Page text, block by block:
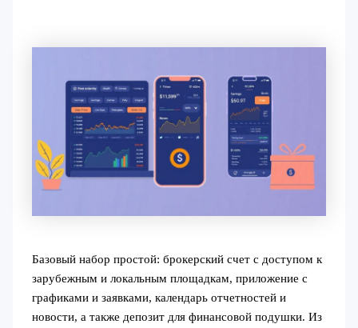
Базовый набор простой: брокерский счет с доступом к
зарубежным и локальным площадкам, приложение с
графиками и заявками, календарь отчетностей и
новости, а также депозит для финансовой подушки. Из